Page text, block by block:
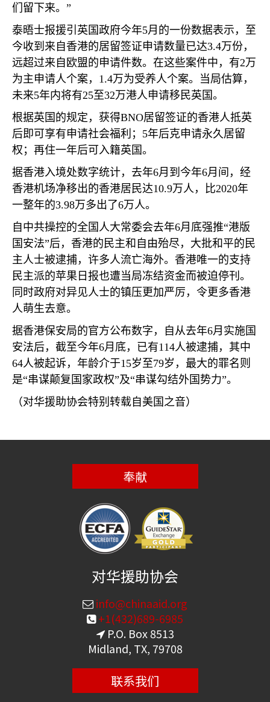
们留下来。”
泰晤士报援引英国政府今年5月的一份数据表示，至
今收到来自香港的居留签证申请数量已达3.4万份，
远超过来自欧盟的申请件数。在这些案件中，有2万
为主申请人个案， 1.4万为受养人个案。当局估算，
未来5年内将有25至32万港人申请移民英国。
根据英国的规定，获得BNO居留签证的香港人抵英
后即可享有申请社会福利； 5年后克申请永久居留
权；再住一年后可入籍英国。
据香港入境处数字统计，去年6月到今年6月间，经
香港机场净移出的香港居民达10.9万人，比2020年
一整年的3.98万多出了6万人。
自中共操控的全国人大常委会去年6月底强推“港版
国安法”后，香港的民主和自由殆尽，大批和平的民
主人士被逮捕，许多人流亡海外。香港唯一的支持
民主派的苹果日报也遭当局冻结资金而被迫停刊。
同时政府对异见人士的镇压更加严厉，令更多香港
人萌生去意。
据香港保安局的官方公布数字，自从去年6月实施国
安法后，截至今年6月底，已有114人被逮捕，其中
64人被起诉，年龄介于15岁至79岁，最大的罪名则
是“串谋颠复国家政权”及“串谋勾结外国势力”。
（对华援助协会特别转载自美国之音）
奉献
对华援助协会
info@chinaaid.org
+1(432)689-6985
P.O. Box 8513
Midland, TX, 79708
联系我们